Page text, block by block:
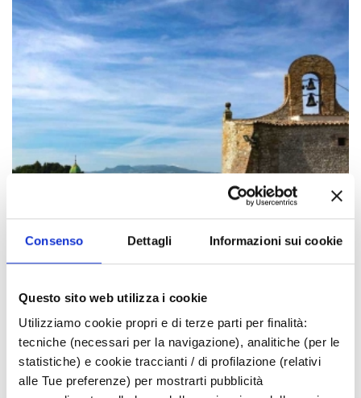
Consenso Dettagli Informazioni sui cookie
Questo sito web utilizza i cookie
Utilizziamo cookie propri e di terze parti per finalità:
tecniche (necessari per la navigazione), analitiche (per le
statistiche) e cookie traccianti / di profilazione (relativi
alle Tue preferenze) per mostrarti pubblicità
Events may be subject to change, always
contact organizers before going to the venue.